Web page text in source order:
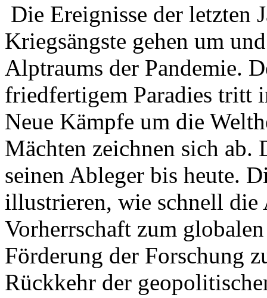
Die Ereignisse der letzten
Kriegsängste gehen um
Alptraums der Pandemie.
friedfertigem Paradies tritt
Neue Kämpfe um die
Mächten zeichnen sich
seinen Ableger bis heute.
illustrieren, wie schnell die
Vorherrschaft zum
Förderung der Forschung
Rückkehr der